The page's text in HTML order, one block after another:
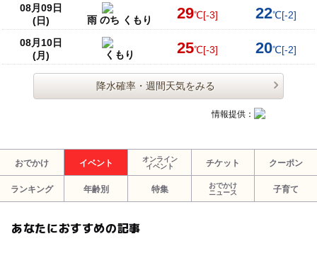
08月09日
(日)
雨 のち くもり 29℃[-3] 22℃[-2]
08月10日
(月)
くもり 25℃[-3] 20℃[-2]
降水確率・週間天気をみる
情報提供：
おでかけ イベント
オンライン
イベント
チケット クーポン
ランキング 年齢別 特集
おでかけ
ニュース
子育て
あなたにおすすめの記事